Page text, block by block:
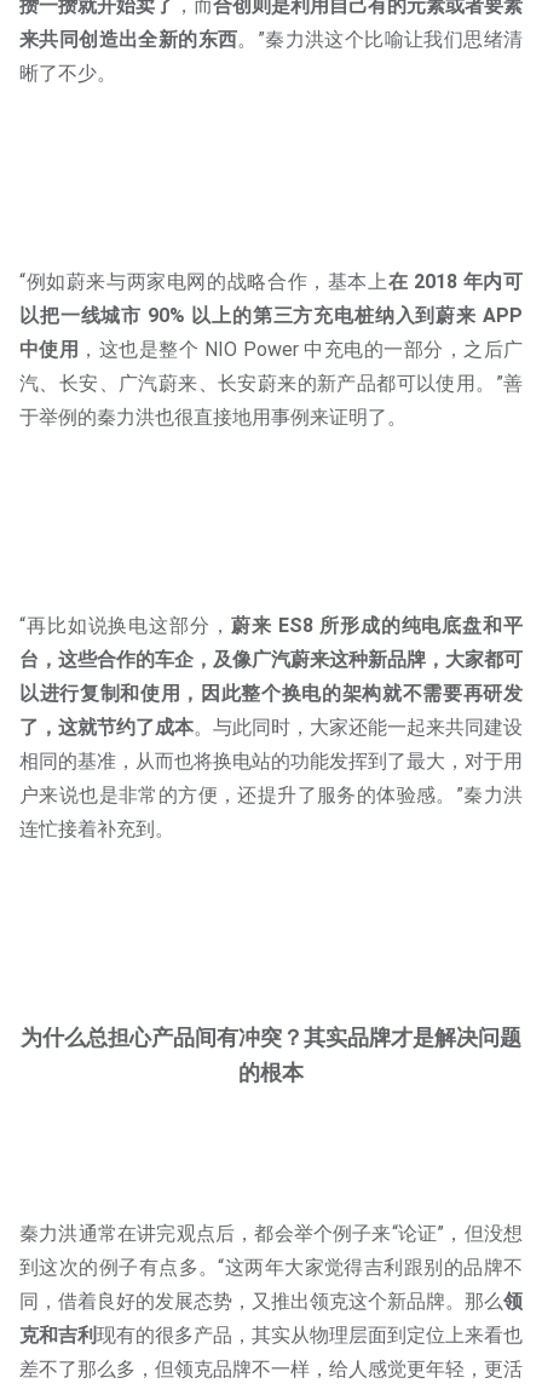
攒一攒就开始卖了 ，而合创则是利用自己有的元素或者要素
来共同创造出全新的东西。”秦力洪这个比喻让我们思绪清
晰了不少。
“例如蔚来与两家电网的战略合作，基本上在 2018 年内可
以把一线城市 90% 以上的第三方充电桩纳入到蔚来 APP
中使用 ，这也是整个 NIO Power 中充电的一部分，之后广
汽、长安、广汽蔚来、长安蔚来的新产品都可以使用。”善
于举例的秦力洪也很直接地用事例来证明了。
“再比如说换电这部分， 蔚来 ES8 所形成的纯电底盘和平
台，这些合作的车企，及像广汽蔚来这种新品牌，大家都可
以进行复制和使用，因此整个换电的架构就不需要再研发
了，这就节约了成本。与此同时，大家还能一起来共同建设
相同的基准，从而也将换电站的功能发挥到了最大，对于用
户来说也是非常的方便，还提升了服务的体验感。”秦力洪
连忙接着补充到。
为什么总担心产品间有冲突？其实品牌才是解决问题
的根本
秦力洪通常在讲完观点后，都会举个例子来“论证”，但没想
到这次的例子有点多。“这两年大家觉得吉利跟别的品牌不
同，借着良好的发展态势，又推出领克这个新品牌。那么领
克和吉利现有的很多产品，其实从物理层面到定位上来看也
差不了那么多，但领克品牌不一样，给人感觉更年轻，更活